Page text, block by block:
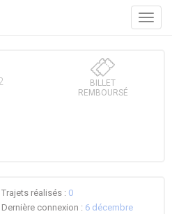
Menu
BILLET
REMBOURSÉ
Trajets réalisés : 0
Dernière connexion : 6 décembre